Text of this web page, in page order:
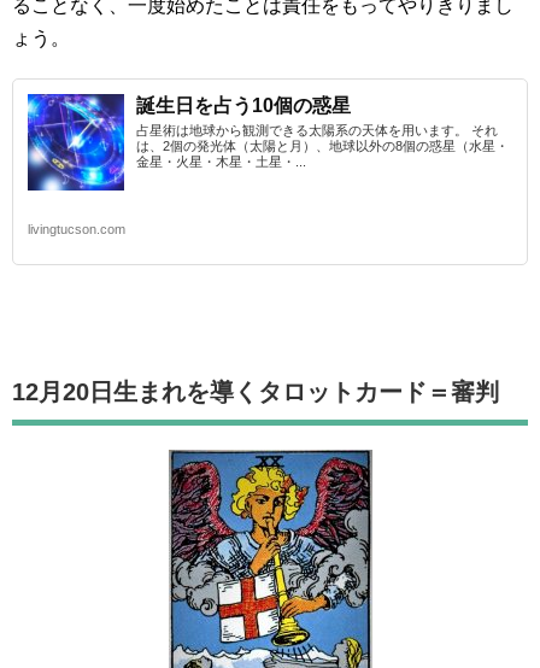
ることなく、一度始めたことは責任をもってやりきりまし
ょう。
誕生日を占う10個の惑星
占星術は地球から観測できる太陽系の天体を用います。 それ
は、2個の発光体（太陽と月）、地球以外の8個の惑星（水星・
金星・火星・木星・土星・...
livingtucson.com
12月20日生まれを導くタロットカード ＝審判